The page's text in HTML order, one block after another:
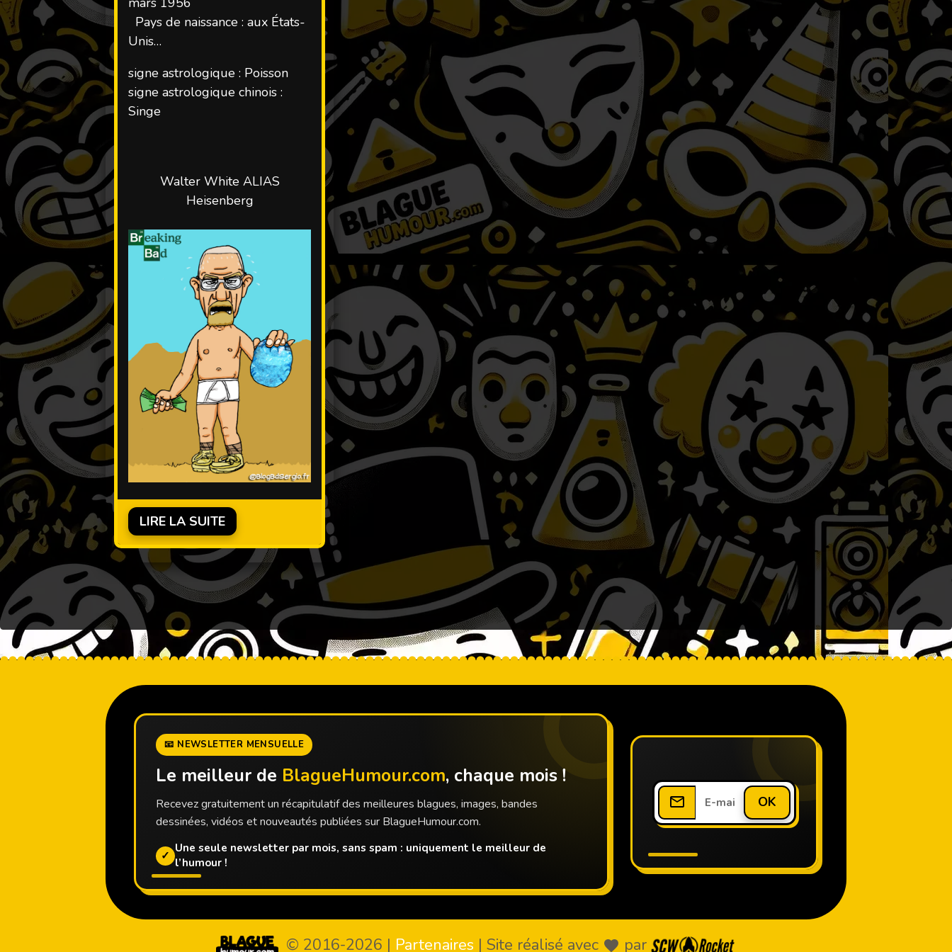
Pays de naissance : aux États-
Unis
signe astrologique : Poisson
signe astrologique chinois :
Singe
Walter White ALIAS
Heisenberg
LIRE LA SUITE
📧 NEWSLETTER MENSUELLE
Le meilleur de BlagueHumour.com, chaque mois !
Recevez gratuitement un récapitulatif des meilleures blagues, images, bandes
dessinées, vidéos et nouveautés publiées sur BlagueHumour.com.
✓
Une seule newsletter par mois, sans spam : uniquement le meilleur de
l’humour !
OK
© 2016-2026 | Partenaires | Site réalisé avec par